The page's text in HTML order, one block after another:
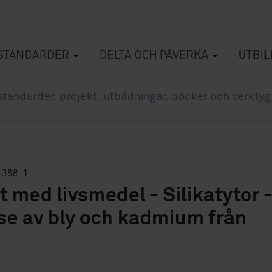
DELTA OCH PÅVERKA
1
med livsmedel - Silikatytor -
av bly och kadmium från